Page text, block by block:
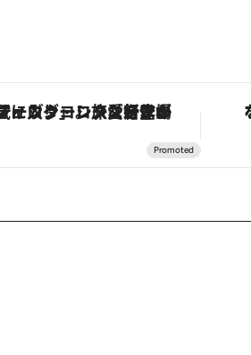
ヴァシュロン・コンスタンタン「オーヴァーシーズ・オートマティック」。旅愛好家のお気に入りコレクションから、ジェンダーレスな新作が登場